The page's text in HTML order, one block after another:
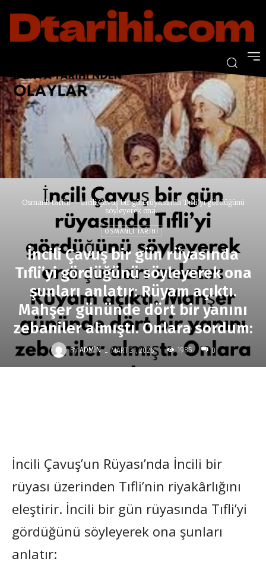
Osmanlı tarihi
İncili Çavuş bir gün rüyasında Tıfli’yi gördüğünü
söyleyerek ona...
OSMANLI TARIHI
İncili Çavuş bir gün rüyasında
Tıfli’yi gördüğünü söyleyerek ona
şunları anlatır: Rüyam açıktı.
Mahşer gününde dört bir yanını
zebaniler almıştı. Onlara sordum:
By ADMIN - MART 31, 2026 1985 0
İncili Çavuş’un Rüyası’nda İncili bir
rüyası üzerinden Tıfli’nin riyakârlığını
eleştirir. İncili bir gün rüyasında Tıfli’yi
gördüğünü söyleyerek ona şunları
anlatır: